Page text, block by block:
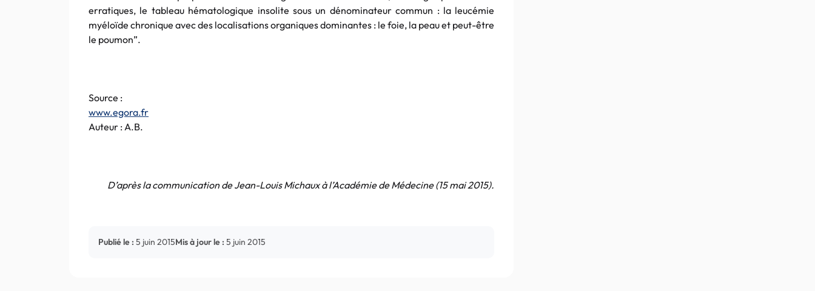
erratiques, le tableau hématologique insolite sous un dénominateur commun : la leucémie
myéloïde chronique avec des localisations organiques dominantes : le foie, la peau et peut-être
le poumon”.
Source :
www.egora.fr
Auteur : A.B.
D’après la communication de Jean-Louis Michaux à l’Académie de Médecine (15 mai 2015).
Publié le : 5 juin 2015Mis à jour le : 5 juin 2015